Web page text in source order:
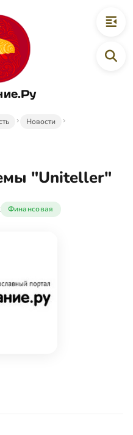
Новости
"Uniteller"
Финансовая